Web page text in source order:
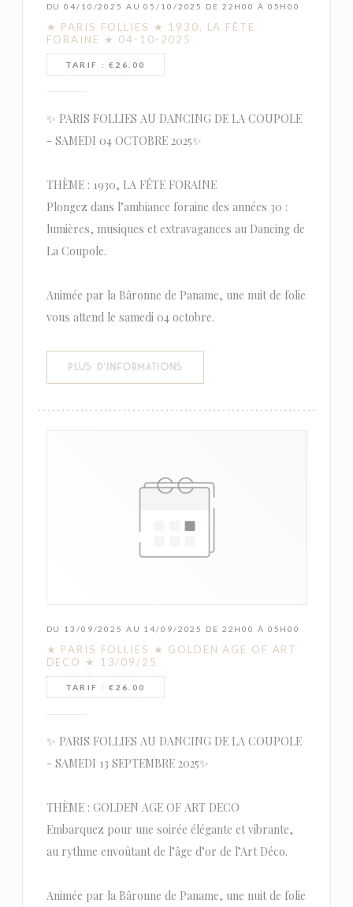
DU 04/10/2025 AU 05/10/2025 DE 22H00 À 05H00
★ PARIS FOLLIES ★ 1930, LA FÊTE
FORAINE ★ 04-10-2025
TARIF : €26.00
✨ PARIS FOLLIES AU DANCING DE LA COUPOLE
- SAMEDI 04 OCTOBRE 2025✨
THÈME : 1930, LA FÊTE FORAINE
Plongez dans l’ambiance foraine des années 30 :
lumières, musiques et extravagances au Dancing de
La Coupole.
Animée par la Bâronne de Paname, une nuit de folie
vous attend le samedi 04 octobre.
PLUS D'INFORMATIONS
DU 13/09/2025 AU 14/09/2025 DE 22H00 À 05H00
★ PARIS FOLLIES ★ GOLDEN AGE OF ART
DECO ★ 13/09/25
TARIF : €26.00
✨ PARIS FOLLIES AU DANCING DE LA COUPOLE
- SAMEDI 13 SEPTEMBRE 2025✨
THÈME : GOLDEN AGE OF ART DECO
Embarquez pour une soirée élégante et vibrante,
au rythme envoûtant de l’âge d’or de l’Art Déco.
Animée par la Bâronne de Paname, une nuit de folie